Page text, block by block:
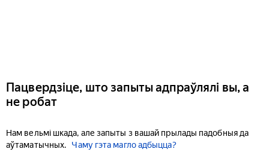
Пацвердзіце, што запыты адпраўлялі вы, а
не робат
Нам вельмі шкада, але запыты з вашай прылады падобныя да
аўтаматычных.
Чаму гэта магло адбыцца?